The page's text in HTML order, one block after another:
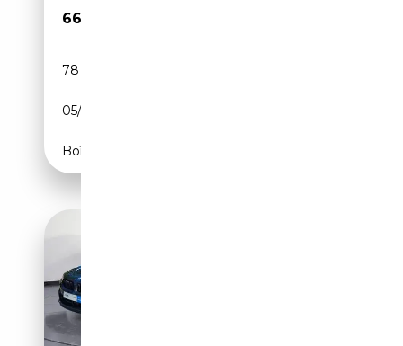
66 495€
78 772 km
05/2023
Boîte automatique